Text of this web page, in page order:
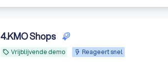
4.KMO Shops
local_offer Vrijblijvende demo Reageert snel